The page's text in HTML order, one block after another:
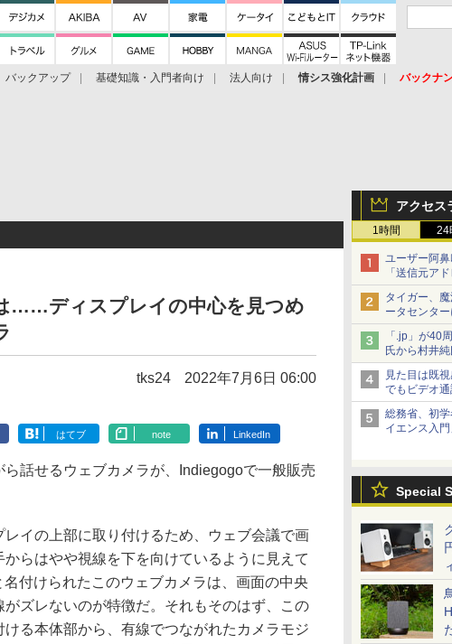
バックアップ 基礎知識・入門者向け 法人向け 情シス強化計画
バックナ
アクセス
1時間 24
ユーザー阿
「送信元ア
【やじうま
タイガー、
ータセンタ
で 「ステン
「.jp」が40
氏から村井
見た目は既
でもビデオ
アプリが登
総務省、初
イエンス入
Special
……ディスプレイの中心を見つめ
tks24 2022年7月6日 06:00
はてブ note LinkedIn
話せるウェブカメラが、Indiegogoで一般販売
イの上部に取り付けるため、ウェブ会議で画
らはやや視線を下を向けているように見えて
付けられたこのウェブカメラは、画面の中央
ズレないのが特徴だ。それもそのはず、この
る本体部から、有線でつながれたカメラモジ